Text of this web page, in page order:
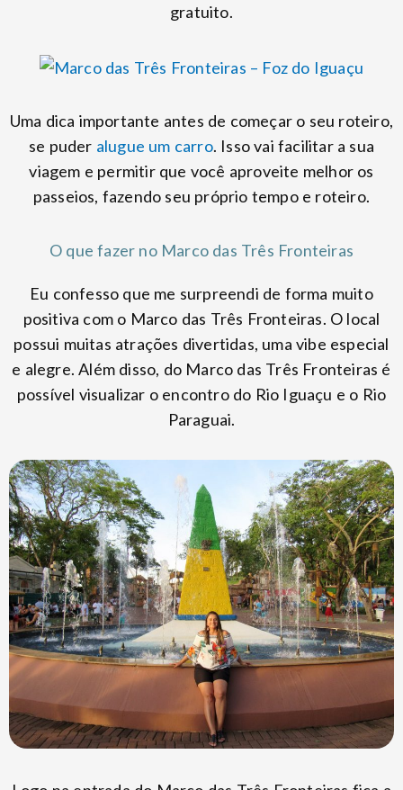
gratuito.
Uma dica importante antes de começar o seu roteiro,
se puder alugue um carro. Isso vai facilitar a sua
viagem e permitir que você aproveite melhor os
passeios, fazendo seu próprio tempo e roteiro.
O que fazer no Marco das Três Fronteiras
Eu confesso que me surpreendi de forma muito
positiva com o Marco das Três Fronteiras. O local
possui muitas atrações divertidas, uma vibe especial
e alegre. Além disso, do Marco das Três Fronteiras é
possível visualizar o encontro do Rio Iguaçu e o Rio
Paraguai.